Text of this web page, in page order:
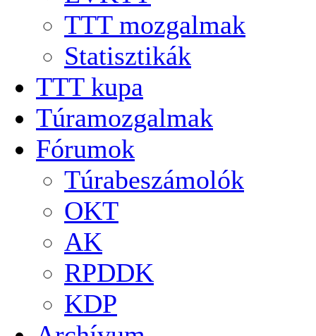
TTT mozgalmak
Statisztikák
TTT kupa
Túramozgalmak
Fórumok
Túrabeszámolók
OKT
AK
RPDDK
KDP